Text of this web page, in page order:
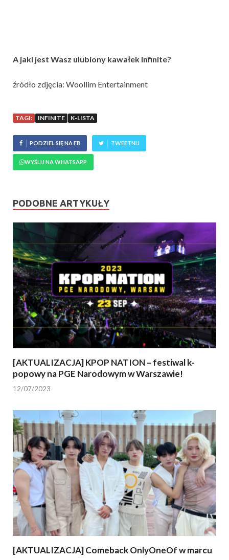
A jaki jest Wasz ulubiony kawałek Infinite?
źródło zdjęcia: Woollim Entertainment
TAGI: INFINITE K-LISTA
PODZIEL SIĘ NA FB TWEETNIJ
WYŚLIJ NA WHATSAPP
PODOBNE ARTYKUŁY
[AKTUALIZACJA] KPOP NATION – festiwal k-
popowy na PGE Narodowym w Warszawie!
12/07/2023
[AKTUALIZACJA] Comeback OnlyOneOf w marcu